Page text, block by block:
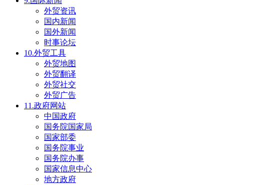
外贸资讯
国内新闻
国外新闻
时事论坛
10.外贸工具
外贸地图
外贸翻译
外贸社交
外贸广告
11.政府网站
中国政府
国务院国家局
国家部委
国务院事业
国务院办事
国家信息中心
地方政府